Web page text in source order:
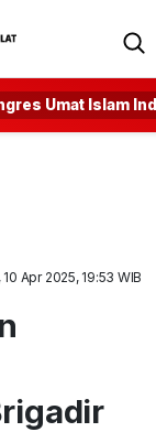
Umat Islam
Apr 2025, 19:53 WIB